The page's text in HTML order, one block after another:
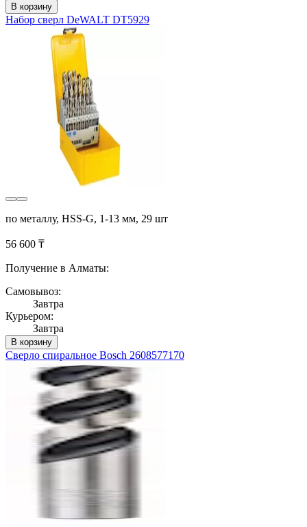
В корзину
Набор сверл DeWALT DT5929
по металлу, HSS-G, 1-13 мм, 29 шт
56 600 ₸
Получение в Алматы:
Самовывоз:
Завтра
Курьером:
Завтра
В корзину
Сверло спиральное Bosch 2608577170